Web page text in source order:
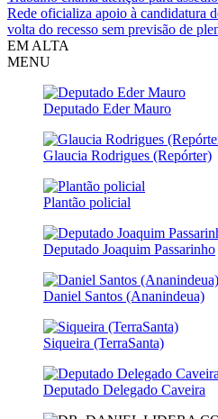
Rede oficializa apoio à candidatura
volta do recesso sem previsão de
EM ALTA
MENU
Deputado Eder Mauro
Glaucia Rodrigues (Repórter)
Plantão policial
Deputado Joaquim Passarinho
Daniel Santos (Ananindeua)
Siqueira (TerraSanta)
Deputado Delegado Caveira